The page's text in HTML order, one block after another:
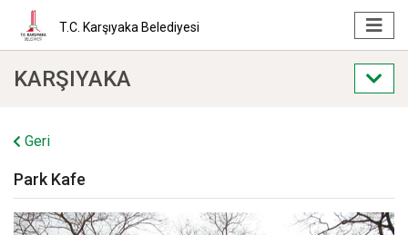
T.C. Karşıyaka Belediyesi
KARŞIYAKA
Geri
Park Kafe